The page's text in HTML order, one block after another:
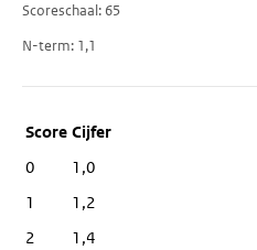
Scoreschaal 65
N-term 1,1
Score Cijfer
0
1,0
1
1,2
2
1,4